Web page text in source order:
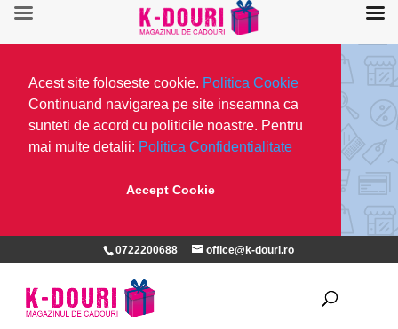
Acest site foloseste cookie. Politica Cookie
Continuand navigarea pe site inseamna ca
sunteti de acord cu politicile noastre. Pentru
mai multe detalii: Politica Confidentialitate
Accept Cookie
0722200688 office@k-douri.ro